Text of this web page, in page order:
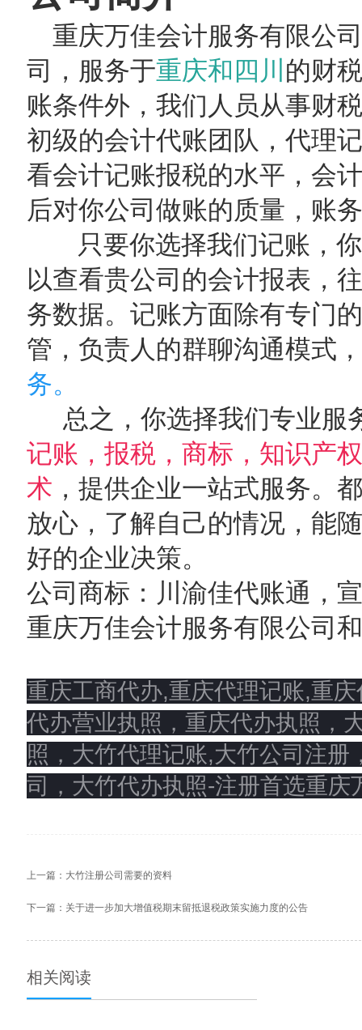
重庆万佳会计服务有限公
司，服务于重庆和四川 的财
账条件外，我们人员从事财
初级的会计代账团队，代理
看会计记账报税的水平，会
后对你公司做账的质量，账
只要你选择我们记账，
以查看贵公司的会计报表，
务数据。记账方面除有专门
管，负责人的群聊沟通模式
务。
总之，你选择我们专业服
记账，报税，商标，知识产
术 ，提供企业一站式服务。
放心，了解自己的情况，能
好的企业决策。
公司商标：川渝佳代账通，
重庆万佳会计服务有限公司
重庆工商代办,重庆代理记账,重
代办营业执照，重庆代办执照，
照，大竹代理记账,大竹公司注册
司，大竹代办执照-注册首选重庆
上一篇： 大竹注册公司需要的资料
下一篇： 关于进一步加大增值税期末留抵退税政策实施力度的公告
相关阅读